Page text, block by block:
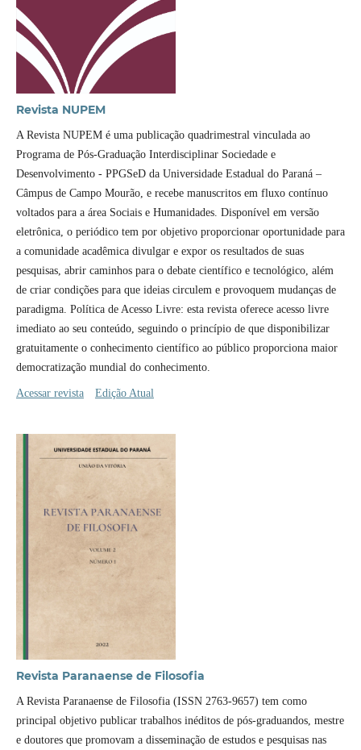
Revista NUPEM
A Revista NUPEM é uma publicação quadrimestral vinculada ao
Programa de Pós-Graduação Interdisciplinar Sociedade e
Desenvolvimento - PPGSeD da Universidade Estadual do Paraná –
Câmpus de Campo Mourão, e recebe manuscritos em fluxo contínuo
voltados para a área Sociais e Humanidades. Disponível em versão
eletrônica, o periódico tem por objetivo proporcionar oportunidade para
a comunidade acadêmica divulgar e expor os resultados de suas
pesquisas, abrir caminhos para o debate científico e tecnológico, além
de criar condições para que ideias circulem e provoquem mudanças de
paradigma. Política de Acesso Livre: esta revista oferece acesso livre
imediato ao seu conteúdo, seguindo o princípio de que disponibilizar
gratuitamente o conhecimento científico ao público proporciona maior
democratização mundial do conhecimento.
Acessar revista Edição Atual
Revista Paranaense de Filosofia
A Revista Paranaense de Filosofia (ISSN 2763-9657) tem como
principal objetivo publicar trabalhos inéditos de pós-graduandos, mestre
e doutores que promovam a disseminação de estudos e pesquisas nas